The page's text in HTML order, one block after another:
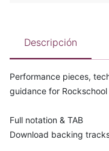
Descripción
Performance pieces,
guidance for
Full notation & TAB
Download backing